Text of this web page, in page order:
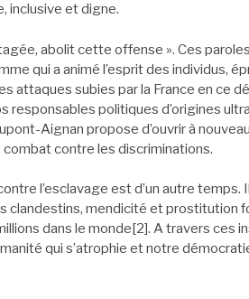
inclusive et digne.
abolit cette offense ». Ces paroles
qui a animé l’esprit des individus,
attaques subies par la France en ce
responsables politiques d’origines
Aignan propose d’ouvrir à
contre les discriminations.
l’esclavage est d’un autre temps. Il
clandestins, mendicité et prostitution
dans le monde[2]. A travers ces
qui s’atrophie et notre